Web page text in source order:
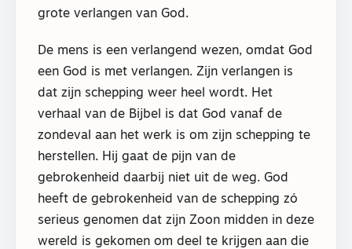
grote verlangen van God.
De mens is een verlangend wezen, omdat God
een God is met verlangen. Zijn verlangen is
dat zijn schepping weer heel wordt. Het
verhaal van de Bijbel is dat God vanaf de
zondeval aan het werk is om zijn schepping te
herstellen. Hij gaat de pijn van de
gebrokenheid daarbij niet uit de weg. God
heeft de gebrokenheid van de schepping zó
serieus genomen dat zijn Zoon midden in deze
wereld is gekomen om deel te krijgen aan die